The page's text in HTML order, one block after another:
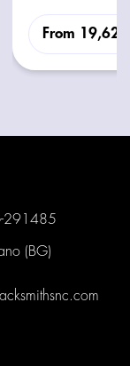
From 19,62
291485
(BG)